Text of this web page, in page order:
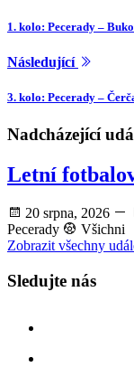
1. kolo: Pecerady –
Následující
3. kolo: Pecerady –
Nadcházející
Letní
20 srpna, 2026
Pecerady
Všichni
Zobrazit všechny
Sledujte nás